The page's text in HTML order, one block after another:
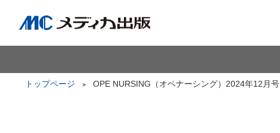
トップページ OPE NURSING（オペナーシング）2024年12月号